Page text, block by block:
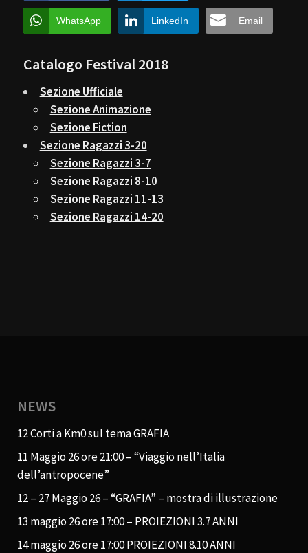
WhatsApp LinkedIn Email
Catalogo Festival 2018
Sezione Ufficiale
Sezione Animazione
Sezione Fiction
Sezione Ragazzi 3-20
Sezione Ragazzi 3-7
Sezione Ragazzi 8-10
Sezione Ragazzi 11-13
Sezione Ragazzi 14-20
NEWS
12 Corti a Km0 sul tema GRAFIA
11 Maggio 26 ore 21:00 – “Viaggio nell’Italia
dell’antropocene”
12 – 27 Maggio 26 – “GRAFIA” – mostra di illustrazione
13 maggio 26 ore 17:00 – PROIEZIONI 3.7 ANNI
14 maggio 26 ore 17:00 PROIEZIONI 8.10 ANNI